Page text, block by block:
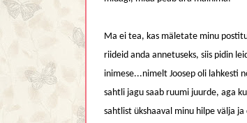
Ma ei tea, kas mäletate minu
riideid anda annetuseks, siis pidin
inimese...nimelt Joosep oli lahkesti
sahtli jagu saab ruumi juurde, aga
sahtlist ükshaaval minu hilpe välja